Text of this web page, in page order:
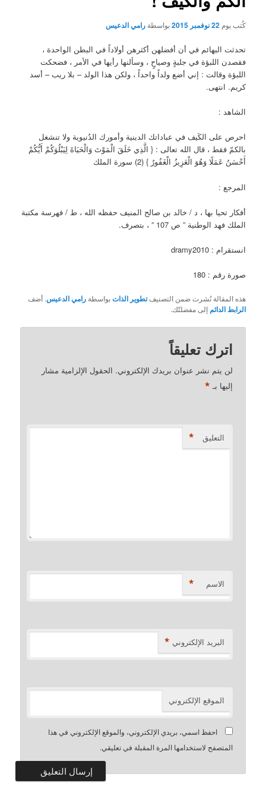
كُتب يوم22 نوفمبر 2015 بواسطةرامي الدعيس
تحدثت البهائم في أن أفضلهن أكثرهن أولاداً في البطن الواحدة ،
فقصدن اللبؤة في جلبةٍ وصياحٍ ، وسألنها رأيها في الأمر ، فضحكت
اللبؤة وقالت : إني أضع ولداً واحداً ، ولكن هذا الولد – بلا ريب – أسد
كريم. انتهى.
الشاهد :
احرص على الكَيف في عباداتك الدينية وأمورك الدُنيوية ولا تنشغل
بالكمّ فقط ، قال الله تعالى : { الَّذِي خَلَقَ الْمَوْتَ وَالْحَيَاةَ لِيَبْلُوَكُمْ أَيُّكُمْ
أَحْسَنُ عَمَلًا وَهُوَ الْعَزِيزُ الْغَفُورُ } (2) سورة الملك
المرجع :
أفكار تحيا بها ، د / خالد بن صالح المنيف حفظه الله ، ط / فهرسة مكتبة
الملك فهد الوطنية ” ص 107 ” ، بتصرف.
انستقرام : dramy2010
صورة رقم : 180
هذه المقالة نُشرت ضمن التصنيفتطوير الذاتبواسطةرامي الدعيس. أضف
الرابط الدائم إلى مفضلتّك.
اترك تعليقاً
لن يتم نشر عنوان بريدك الإلكتروني. الحقول الإلزامية مشار
إليها بـ *
التعليق *
الاسم *
البريد الإلكتروني *
الموقع الإلكتروني
احفظ اسمي، بريدي الإلكتروني، والموقع الإلكتروني في هذا
المتصفح لاستخدامها المرة المقبلة في تعليقي.